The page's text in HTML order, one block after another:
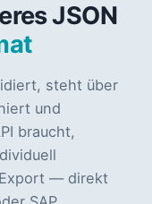
JSON
steht über
und
braucht,
— direkt